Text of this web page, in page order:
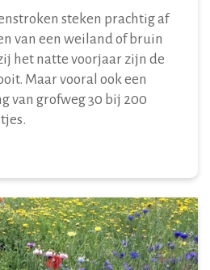
steken prachtig af
van een weiland of bruin
het natte voorjaar zijn de
Maar vooral ook een
van grofweg 30 bij 200